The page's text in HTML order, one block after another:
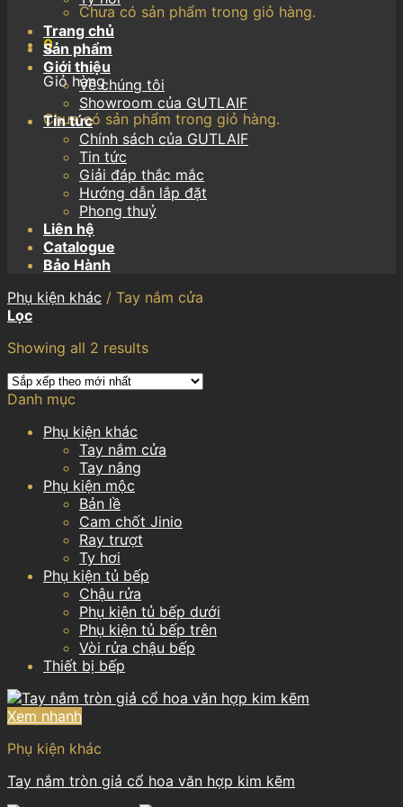
Chưa có sản phẩm trong giỏ hàng.
0
Giỏ hàng
Chưa có sản phẩm trong giỏ hàng.
Trang chủ
Sản phẩm
Giới thiệu
Về chúng tôi
Showroom của GUTLAIF
Tin tức
Chính sách của GUTLAIF
Tin tức
Giải đáp thắc mắc
Hướng dẫn lắp đặt
Phong thuỷ
Liên hệ
Catalogue
Bảo Hành
Phụ kiện khác / Tay nắm cửa
Lọc
Showing all 2 results
Danh mục
Phụ kiện khác
Tay nắm cửa
Tay nâng
Phụ kiện mộc
Bản lề
Cam chốt Jinio
Ray trượt
Ty hơi
Phụ kiện tủ bếp
Chậu rửa
Phụ kiện tủ bếp dưới
Phụ kiện tủ bếp trên
Vòi rửa chậu bếp
Thiết bị bếp
Xem nhanh
Phụ kiện khác
Tay nắm tròn giả cổ hoa văn hợp kim kẽm